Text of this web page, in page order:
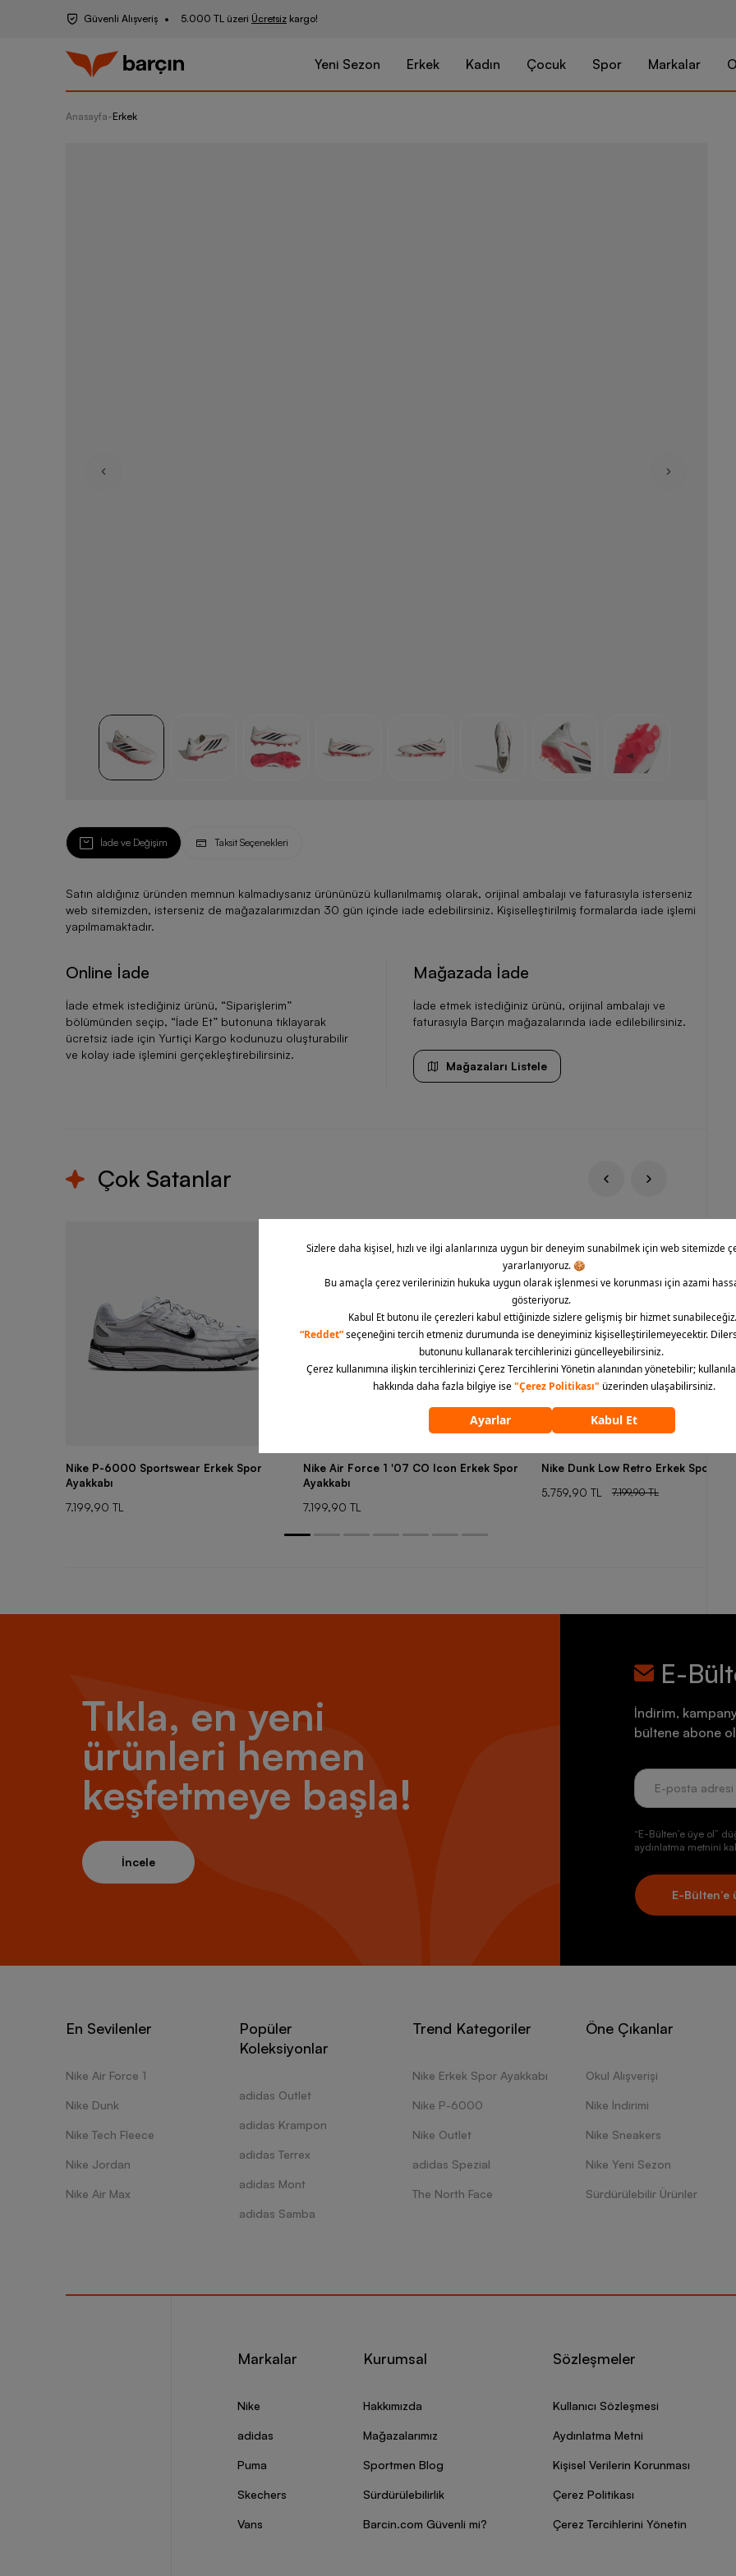
Güvenli Alışveriş 5.000 TL üzeri Ücretsiz kargo!
Yeni Sezon Erkek Kadın Çocuk Spor Markalar
Anasayfa-Erkek
adidas
İade ve Değişim Taksit Seçenekleri
Satın aldığınız üründen memnun kalmadıysanız ürününüzü kullanılmamış olarak, orijinal ambalajı ve faturasıyla isterseniz
web sitemizden, isterseniz de mağazalarımızdan 30 gün içinde iade edebilirsiniz. Kişiselleştirilmiş formalarda iade işlemi
yapılmamaktadır.
Online İade
İade etmek istediğiniz ürünü, “Siparişlerim”
bölümünden seçip, “İade Et” butonuna tıklayarak
ücretsiz iade için Yurtiçi Kargo kodunuzu oluşturabilir
ve kolay iade işlemini gerçekleştirebilirsiniz.
Mağazada İade
İade etmek istediğiniz ürünü, orijinal ambalajı ve
faturasıyla Barçın mağazalarında iade edilebilirsiniz.
Mağazaları Listele
Çok Satanlar
Nike P-6000 Sportswear Erkek Spor
Ayakkabı
7.199,90 TL
Nike Air Force 1 '07 CO Icon Erkek Spor
Ayakkabı
7.199,90 TL
Nike Dunk Low Retro Erkek Spor
5.759,90 TL
7.199,90 TL
Tıkla, en yeni
ürünleri hemen
keşfetmeye başla!
İncele
E-
İndirim,
bültene abone
“E-Bülten’e üye ol”
aydınlatma metnini
E-Bülten’e
En Sevilenler
Nike Air Force 1
Nike Dunk
Nike Tech Fleece
Nike Jordan
Nike Air Max
Popüler
Koleksiyonlar
adidas Outlet
adidas Krampon
adidas Terrex
adidas Mont
adidas Samba
Trend Kategoriler
Nike Erkek Spor Ayakkabı
Nike P-6000
Nike Outlet
adidas Spezial
The North Face
Öne Çıkanlar
Okul Alışverişi
Nike İndirimi
Nike Sneakers
Nike Yeni Sezon
Sürdürülebilir Ürünler
Markalar
Nike
adidas
Puma
Skechers
Vans
Kurumsal
Hakkımızda
Mağazalarımız
Sportmen Blog
Sürdürülebilirlik
Barcin.com Güvenli mi?
Sözleşmeler
Kullanıcı Sözleşmesi
Aydınlatma Metni
Kişisel Verilerin Korunması
Çerez Politikası
Çerez Tercihlerini Yönetin